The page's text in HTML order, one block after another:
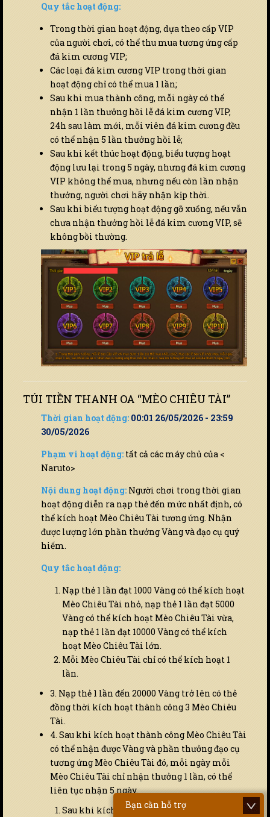
Quy tắc hoạt động:
Trong thời gian hoạt động, dựa theo cấp VIP
của người chơi, có thể thu mua tương ứng cấp
đá kim cương VIP;
Các loại đá kim cương VIP trong thời gian
hoạt động chỉ có thể mua 1 lần;
Sau khi mua thành công, mỗi ngày có thể
nhận 1 lần thưởng hồi lễ đá kim cương VIP,
24h sau làm mới, mỗi viên đá kim cương đều
có thể nhận 5 lần thưởng hồi lễ;
Sau khi kết thúc hoạt động, biểu tượng hoạt
động lưu lại trong 5 ngày, nhưng đá kim cương
VIP không thể mua, nhưng nếu còn lần nhận
thưởng, người chơi hãy nhận kịp thời.
Sau khi biểu tượng hoạt động gỡ xuống, nếu vẫn
chưa nhận thưởng hồi lễ đá kim cương VIP, sẽ
không bồi thường.
TÚI TIỀN THANH OA “MÈO CHIÊU TÀI”
Thời gian hoạt động: 00:01 26/05/2026 - 23:59
30/05/2026
Phạm vi hoạt động: tất cả các máy chủ của <
Naruto>
Nội dung hoạt động: Người chơi trong thời gian
hoạt động diễn ra nạp thẻ đến mức nhất định, có
thể kích hoạt Mèo Chiêu Tài tương ứng. Nhận
được lượng lớn phần thưởng Vàng và đạo cụ quý
hiếm.
Quy tắc hoạt động:
Nạp thẻ 1 lần đạt 1000 Vàng có thể kích hoạt
Mèo Chiêu Tài nhỏ, nạp thẻ 1 lần đạt 5000
Vàng có thể kích hoạt Mèo Chiêu Tài vừa,
nạp thẻ 1 lần đạt 10000 Vàng có thể kích
hoạt Mèo Chiêu Tài lớn.
Mỗi Mèo Chiêu Tài chỉ có thể kích hoạt 1
lần.
3. Nạp thẻ 1 lần đến 20000 Vàng trở lên có thẻ
đồng thời kích hoạt thành công 3 Mèo Chiêu
Tài.
4. Sau khi kích hoạt thành công Mèo Chiêu Tài
có thể nhận được Vàng và phần thưởng đạo cụ
tương ứng Mèo Chiêu Tài đó, mỗi ngày mỗi
Mèo Chiêu Tài chỉ nhận thưởng 1 lần, có thể
liên tục nhận 5 ngày.
Sau khi kích hoạt Mèo Chiêu Tài kéo dài
Bạn cần hỗ trợ